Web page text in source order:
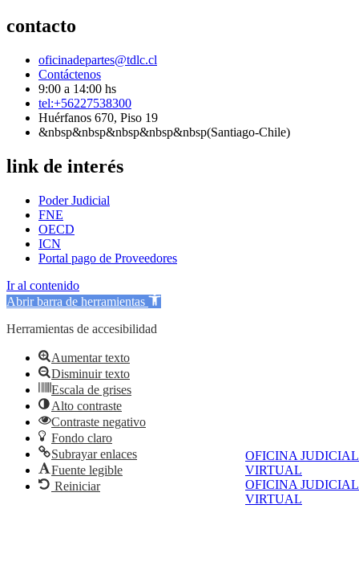
OFICINA JUDICIAL
VIRTUAL
OFICINA JUDICIAL
VIRTUAL
contacto
oficinadepartes@tdlc.cl
Contáctenos
9:00 a 14:00 hs
tel:+56227538300
Huérfanos 670, Piso 19
&nbsp&nbsp&nbsp&nbsp&nbsp(Santiago-Chile)
link de interés
Poder Judicial
FNE
OECD
ICN
Portal pago de Proveedores
Ir al contenido
Abrir barra de herramientas
Herramientas de accesibilidad
Aumentar texto
Disminuir texto
Escala de grises
Alto contraste
Contraste negativo
Fondo claro
Subrayar enlaces
Fuente legible
Reiniciar